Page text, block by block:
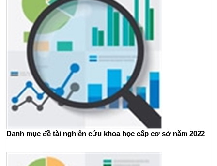
Danh mục đề tài nghiên cứu khoa học cấp cơ sở năm 2022